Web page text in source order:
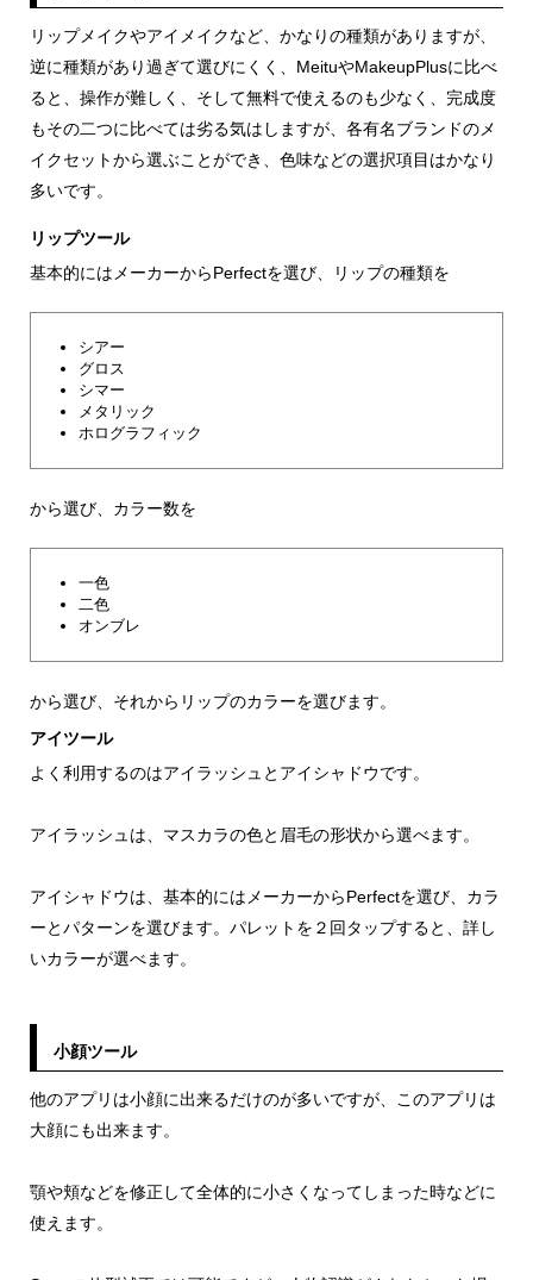
リップメイクやアイメイクなど、かなりの種類がありますが、
逆に種類があり過ぎて選びにくく、MeituやMakeupPlusに比べ
ると、操作が難しく、そして無料で使えるのも少なく、完成度
もその二つに比べては劣る気はしますが、各有名ブランドのメ
イクセットから選ぶことができ、色味などの選択項目はかなり
多いです。
リップツール
基本的にはメーカーからPerfectを選び、リップの種類を
シアー
グロス
シマー
メタリック
ホログラフィック
から選び、カラー数を
一色
二色
オンブレ
から選び、それからリップのカラーを選びます。
アイツール
よく利用するのはアイラッシュとアイシャドウです。
アイラッシュは、マスカラの色と眉毛の形状から選べます。
アイシャドウは、基本的にはメーカーからPerfectを選び、カラ
ーとパターンを選びます。パレットを２回タップすると、詳し
いカラーが選べます。
小顔ツール
他のアプリは小顔に出来るだけのが多いですが、このアプリは
大顔にも出来ます。
顎や頬などを修正して全体的に小さくなってしまった時などに
使えます。